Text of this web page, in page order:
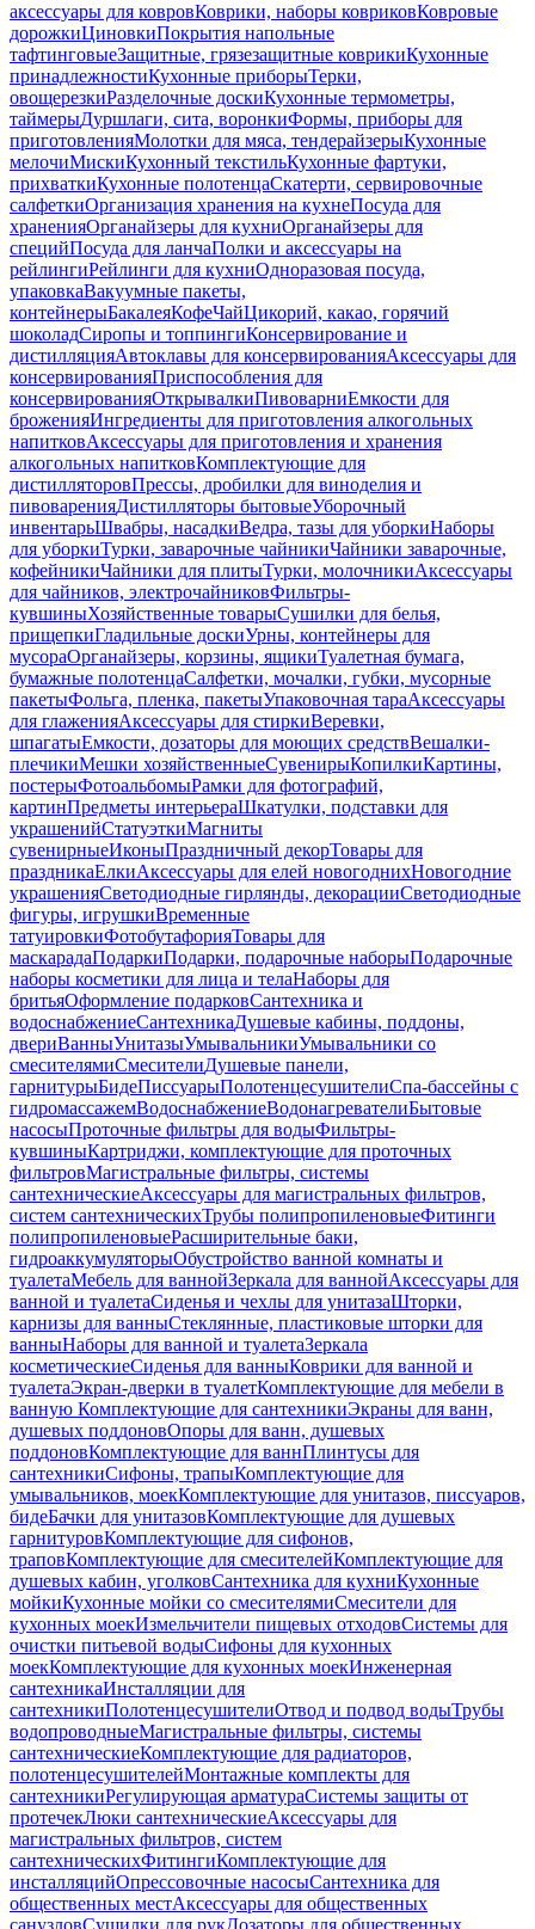
аксессуары для ковровКоврики, наборы ковриковКовровые
дорожкиЦиновкиПокрытия напольные
тафтинговыеЗащитные, грязезащитные коврикиКухонные
принадлежностиКухонные приборыТерки,
овощерезкиРазделочные доскиКухонные термометры,
таймерыДуршлаги, сита, воронкиФормы, приборы для
приготовленияМолотки для мяса, тендерайзерыКухонные
мелочиМискиКухонный текстильКухонные фартуки,
прихваткиКухонные полотенцаСкатерти, сервировочные
салфеткиОрганизация хранения на кухнеПосуда для
храненияОрганайзеры для кухниОрганайзеры для
специйПосуда для ланчаПолки и аксессуары на
рейлингиРейлинги для кухниОдноразовая посуда,
упаковкаВакуумные пакеты,
контейнерыБакалеяКофеЧайЦикорий, какао, горячий
шоколадСиропы и топпингиКонсервирование и
дистилляцияАвтоклавы для консервированияАксессуары для
консервированияПриспособления для
консервированияОткрывалкиПивоварниЕмкости для
броженияИнгредиенты для приготовления алкогольных
напитковАксессуары для приготовления и хранения
алкогольных напитковКомплектующие для
дистилляторовПрессы, дробилки для виноделия и
пивоваренияДистилляторы бытовыеУборочный
инвентарьШвабры, насадкиВедра, тазы для уборкиНаборы
для уборкиТурки, заварочные чайникиЧайники заварочные,
кофейникиЧайники для плитыТурки, молочникиАксессуары
для чайников, электрочайниковФильтры-
кувшиныХозяйственные товарыСушилки для белья,
прищепкиГладильные доскиУрны, контейнеры для
мусораОрганайзеры, корзины, ящикиТуалетная бумага,
бумажные полотенцаСалфетки, мочалки, губки, мусорные
пакетыФольга, пленка, пакетыУпаковочная тараАксессуары
для глаженияАксессуары для стиркиВеревки,
шпагатыЕмкости, дозаторы для моющих средствВешалки-
плечикиМешки хозяйственныеСувенирыКопилкиКартины,
постерыФотоальбомыРамки для фотографий,
картинПредметы интерьераШкатулки, подставки для
украшенийСтатуэткиМагниты
сувенирныеИконыПраздничный декорТовары для
праздникаЕлкиАксессуары для елей новогоднихНовогодние
украшенияСветодиодные гирлянды, декорацииСветодиодные
фигуры, игрушкиВременные
татуировкиФотобутафорияТовары для
маскарадаПодаркиПодарки, подарочные наборыПодарочные
наборы косметики для лица и телаНаборы для
бритьяОформление подарковСантехника и
водоснабжениеСантехникаДушевые кабины, поддоны,
двериВанныУнитазыУмывальникиУмывальники со
смесителямиСмесителиДушевые панели,
гарнитурыБидеПиссуарыПолотенцесушителиСпа-бассейны с
гидромассажемВодоснабжениеВодонагревателиБытовые
насосыПроточные фильтры для водыФильтры-
кувшиныКартриджи, комплектующие для проточных
фильтровМагистральные фильтры, системы
сантехническиеАксессуары для магистральных фильтров,
систем сантехническихТрубы полипропиленовыеФитинги
полипропиленовыеРасширительные баки,
гидроаккумуляторыОбустройство ванной комнаты и
туалетаМебель для ваннойЗеркала для ваннойАксессуары для
ванной и туалетаСиденья и чехлы для унитазаШторки,
карнизы для ванныСтеклянные, пластиковые шторки для
ванныНаборы для ванной и туалетаЗеркала
косметическиеСиденья для ванныКоврики для ванной и
туалетаЭкран-дверки в туалетКомплектующие для мебели в
ванную Комплектующие для сантехникиЭкраны для ванн,
душевых поддоновОпоры для ванн, душевых
поддоновКомплектующие для ваннПлинтусы для
сантехникиСифоны, трапыКомплектующие для
умывальников, моекКомплектующие для унитазов, писсуаров,
бидеБачки для унитазовКомплектующие для душевых
гарнитуровКомплектующие для сифонов,
траповКомплектующие для смесителейКомплектующие для
душевых кабин, уголковСантехника для кухниКухонные
мойкиКухонные мойки со смесителямиСмесители для
кухонных моекИзмельчители пищевых отходовСистемы для
очистки питьевой водыСифоны для кухонных
моекКомплектующие для кухонных моекИнженерная
сантехникаИнсталляции для
сантехникиПолотенцесушителиОтвод и подвод водыТрубы
водопроводныеМагистральные фильтры, системы
сантехническиеКомплектующие для радиаторов,
полотенцесушителейМонтажные комплекты для
сантехникиРегулирующая арматураСистемы защиты от
протечекЛюки сантехническиеАксессуары для
магистральных фильтров, систем
сантехническихФитингиКомплектующие для
инсталляцийОпрессовочные насосыСантехника для
общественных местАксессуары для общественных
санузловСушилки для рукДозаторы для общественных